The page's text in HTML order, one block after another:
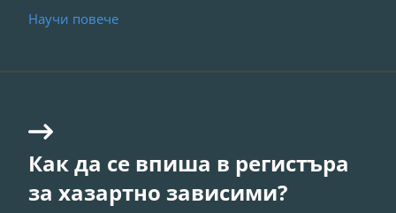
Научи повече
Как да се впиша в регистъра
за хазартно зависими?